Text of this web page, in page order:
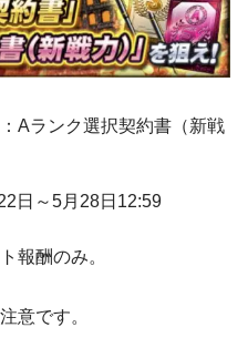
Aランク選択契約書（新戦
日～5月28日12:59
報酬のみ。
意です。